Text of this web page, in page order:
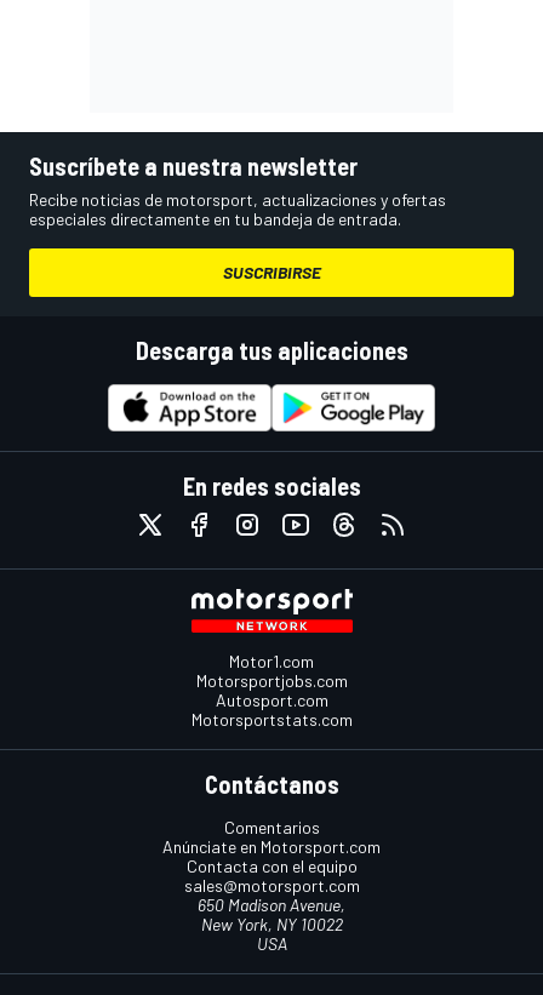
Suscríbete a nuestra newsletter
Recibe noticias de motorsport, actualizaciones y ofertas
especiales directamente en tu bandeja de entrada.
SUSCRIBIRSE
Descarga tus aplicaciones
En redes sociales
Motor1.com
Motorsportjobs.com
Autosport.com
Motorsportstats.com
Contáctanos
Comentarios
Anúnciate en Motorsport.com
Contacta con el equipo
sales@motorsport.com
650 Madison Avenue,
New York, NY 10022
USA